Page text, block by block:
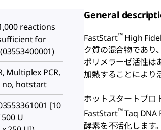
reactions
for
Multiplex PCR,
no, hotstart
[10
U
General
FastStart™High
ク質の混合物であり
ポリメラーゼ活性は
加熱することにより
ホットスタートプロ
FastStart™Taq DNA
酵素を不活化します